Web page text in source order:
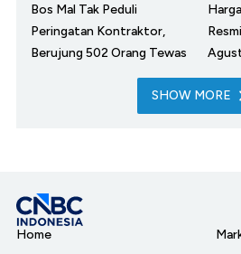
Bos Mal Tak Peduli
Peringatan Kontraktor,
Berujung 502 Orang Tewas
SHOW MORE
Home